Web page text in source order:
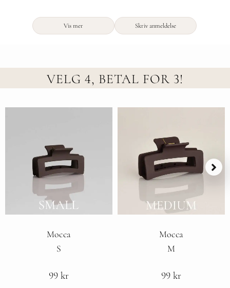
Vis mer Skriv anmeldelse
VELG 4, BETAL FOR 3!
Mocca
S
99 kr
Mocca
M
99 kr